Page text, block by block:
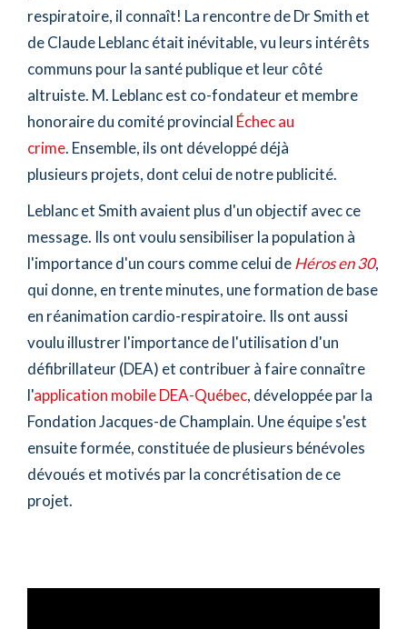
respiratoire, il connaît! La rencontre de Dr Smith et
de Claude Leblanc était inévitable, vu leurs intérêts
communs pour la santé publique et leur côté
altruiste. M. Leblanc est co-fondateur et membre
honoraire du comité provincial Échec au
crime. Ensemble, ils ont développé déjà
plusieurs projets, dont celui de notre publicité.
Leblanc et Smith avaient plus d'un objectif avec ce
message. Ils ont voulu sensibiliser la population à
l'importance d'un cours comme celui deHéros en 30,
qui donne, en trente minutes, une formation de base
en réanimation cardio-respiratoire. Ils ont aussi
voulu illustrer l'importance de l'utilisation d'un
défibrillateur (DEA) et contribuer à faire connaître
l'application mobile DEA-Québec, développée par la
Fondation Jacques-de Champlain. Une équipe s'est
ensuite formée, constituée de plusieurs bénévoles
dévoués et motivés par la concrétisation de ce
projet.